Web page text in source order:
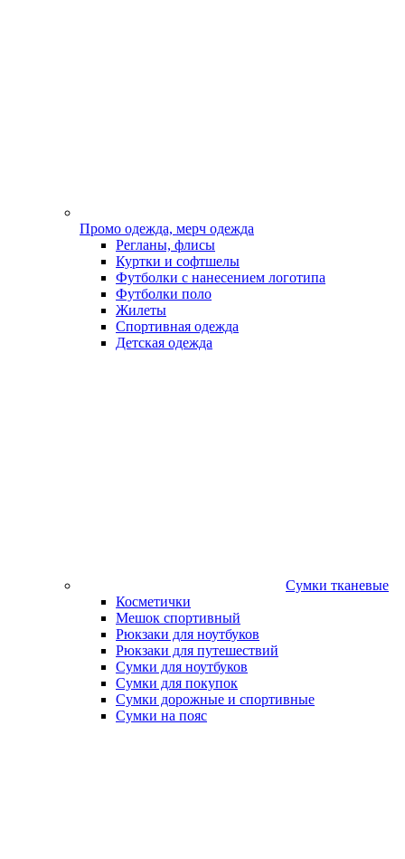
Промо одежда, мерч одежда
Регланы, флисы
Куртки и софтшелы
Футболки с нанесением логотипа
Футболки поло
Жилеты
Спортивная одежда
Детская одежда
Сумки тканевые
Косметички
Мешок спортивный
Рюкзаки для ноутбуков
Рюкзаки для путешествий
Сумки для ноутбуков
Сумки для покупок
Сумки дорожные и спортивные
Сумки на пояс